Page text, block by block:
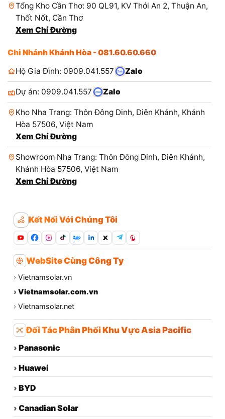
Tổng Kho Cần Thơ: 90 QL91, KV Thới An 2, Thuận An,
Thốt Nốt, Cần Thơ
Xem Chỉ Đường
Chi Nhánh Khánh Hòa - 081.60.60.660
Hộ Gia Đình: 0909.041.557
Zalo
Dự án: 0909.041.557 Zalo
Kho Nha Trang: Thôn Đông Dinh, Diên Khánh, Khánh
Hòa 57506, Việt Nam
Xem Chỉ Đường
Showroom Nha Trang: Thôn Đông Dinh, Diên Khánh,
Khánh Hòa 57506, Việt Nam
Xem Chỉ Đường
Kết Nối Với Chúng Tôi
Zalo
WebSite Cùng Công Ty
› Vietnamsolar.vn
› Vietnamsolar.com.vn
› Vietnamsolar.net
Đối Tác Phân Phối Khu Vực Asia Pacific
› Panasonic
› Huawei
› BYD
› Canadian Solar